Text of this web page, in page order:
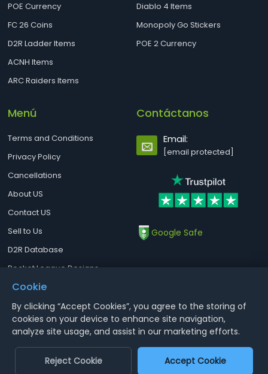
POE Currency
FC 26 Coins
D2R Ladder Items
ACNH Items
ARC Raiders Items
Diablo 4 Items
Monopoly Go Stickers
POE 2 Currency
Menú
Terms and Conditions
Privacy Policy
Cancellations
About US
Contact US
Sell to Us
D2R Database
Rocket League Designs
Contáctanos
Email:
[email protected]
Google Safe
Notice : Using illegal leveling and gold service might terminate the
account
Aoeah.com Copyright 2017-2026, Inc. All Rights Reserved
Dengfeng Network Technology Limited
Cookie
By clicking “Accept Cookies”, you agree to the storing of
cookies on your device to enhance site navigation,
analyze site usage, and assist in our marketing efforts.
Reject Cookie Accept Cookie